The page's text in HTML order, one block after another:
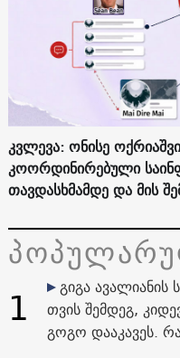
კვლევა: ონისე
კოორდინირებული
თავდასხმამდე და მის
1
გიგა
თვის შემდეგ,
გოგო დააკავეს.